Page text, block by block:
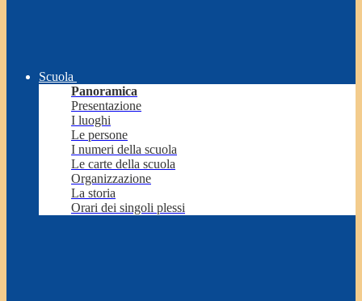
Scuola
Panoramica
Presentazione
I luoghi
Le persone
I numeri della scuola
Le carte della scuola
Organizzazione
La storia
Orari dei singoli plessi